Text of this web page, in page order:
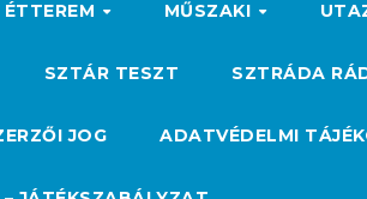
ÉTTEREM MŰSZAKI
SZTÁR TESZT SZTRÁDA
JOG ADATVÉDELMI